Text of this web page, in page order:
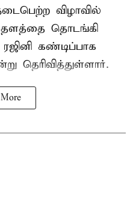
விழாவில்
தொடங்கி
கண்டிப்பாக
தெரிவித்துள்ளார்.